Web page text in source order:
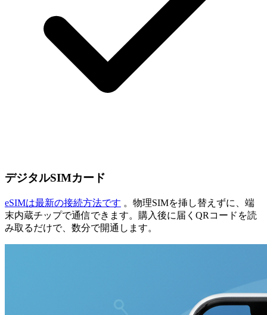
デジタルSIMカード
eSIMは最新の接続方法です 。物理SIMを挿し替えずに、端
末内蔵チップで通信できます。購入後に届くQRコードを読
み取るだけで、数分で開通します。